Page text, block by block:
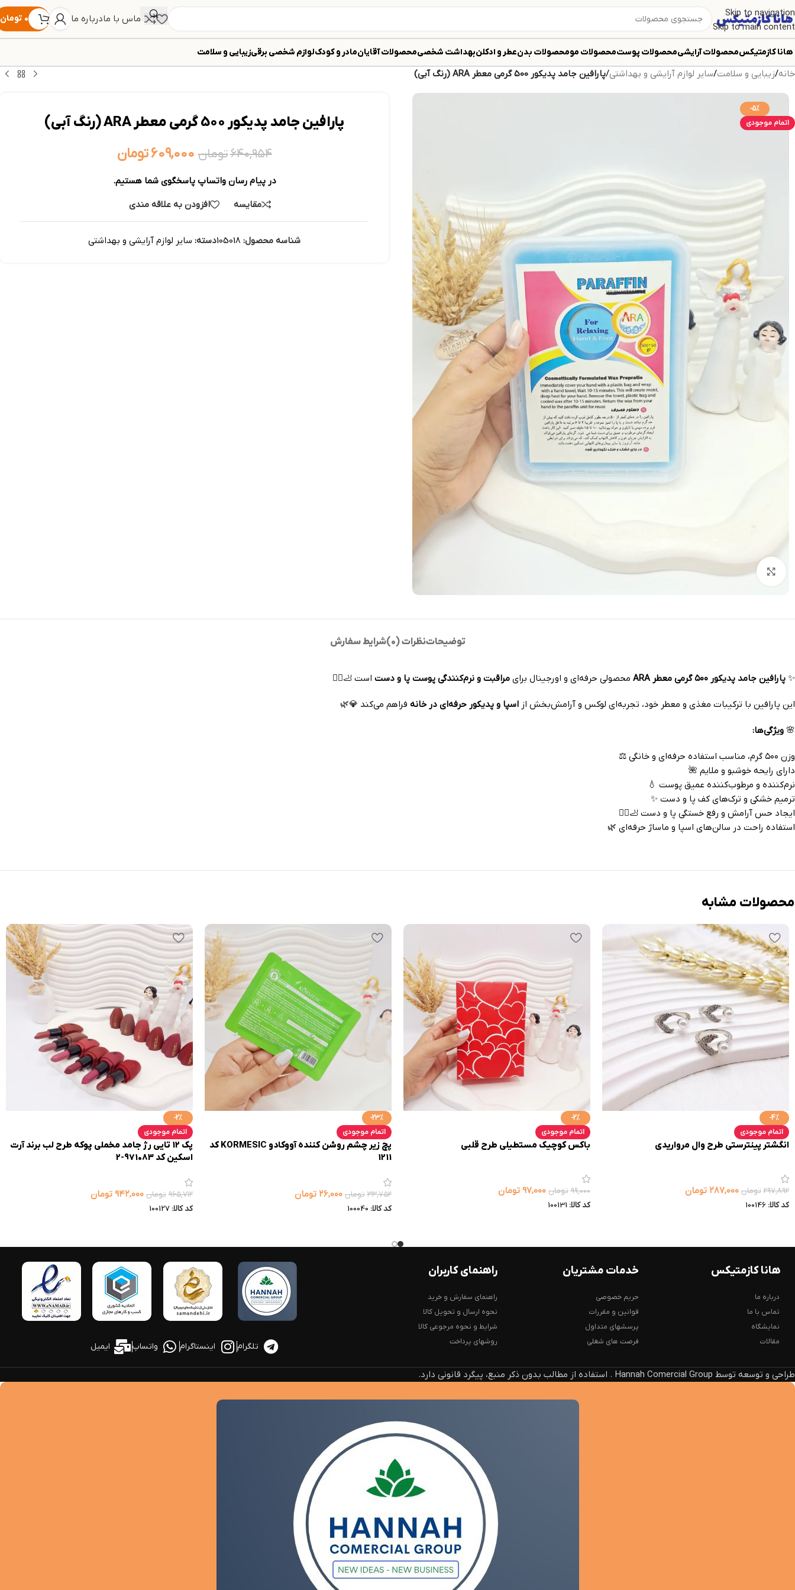
Skip to navigation
Skip to main content
تماس با مادرباره ما ۰ تومان
هانا کازمتیکسمحصولات آرایشیمحصولات پوستمحصولات مومحصولات بدنعطر و ادکلنبهداشت شخصیمحصولات آقایانمادر و کودکلوازم شخصی برقیزیبایی و سلامت
خانه/زیبایی و سلامت/سایر لوازم آرایشی و بهداشتی/پارافین جامد پدیکور 500 گرمی معطر ARA (رنگ آبی)
-5%
اتمام موجودی
بزرگنمایی تصویر
پارافین جامد پدیکور 500 گرمی معطر ARA (رنگ آبی)
۶۴۰,۹۵۴تومان ۶۰۹,۰۰۰تومان
در پیام رسان واتساپ پاسخگوی شما هستیم.
مقایسه
افزودن به علاقه مندی
شناسه محصول: 105018دسته: سایر لوازم آرایشی و بهداشتی
توضیحاتنظرات (0) شرایط سفارش
✨ پارافین جامد پدیکور ۵۰۰ گرمی معطر ARA محصولی حرفه‌ای و اورجینال برای مراقبت و نرم‌کنندگی پوست پا و دست است 🦶💆‍♀️
این پارافین با ترکیبات مغذی و معطر خود، تجربه‌ای لوکس و آرامش‌بخش از اسپا و پدیکور حرفه‌ای در خانه فراهم می‌کند 💎🌿
🌸 ویژگی‌ها:
وزن ۵۰۰ گرم، مناسب استفاده حرفه‌ای و خانگی ⚖️
دارای رایحه خوشبو و ملایم 🌺
نرم‌کننده و مرطوب‌کننده عمیق پوست 💧
ترمیم خشکی و ترک‌های کف پا و دست ✨
ایجاد حس آرامش و رفع خستگی پا و دست 🦶💆‍♀️
استفاده راحت در سالن‌های اسپا و ماساژ حرفه‌ای 🌿
محصولات مشابه
-4%
اتمام موجودی
انگشتر پینترستی طرح وال مرواریدی
۲۹۷,۸۹۲ تومان ۲۸۷,۰۰۰ تومان
کد کالا: 100146
-2%
اتمام موجودی
باکس کوچیک مستطیلی طرح قلبی
۹۹,۰۰۰ تومان ۹۷,۰۰۰ تومان
کد کالا: 100131
-23%
اتمام موجودی
پچ زیر چشم روشن کننده آووکادو KORMESIC کد
1211
۳۳,۷۵۲ تومان ۲۶,۰۰۰ تومان
کد کالا: 100040
-2%
اتمام موجودی
پک 12 تایی رژ جامد مخملی پوکه طرح لب برند آرت
اسکین کد 971083-2
۹۶۵,۷۱۲ تومان ۹۴۲,۰۰۰ تومان
کد کالا: 100127
هانا کازمتیکس
درباره ما
تماس با ما
نمایشگاه
مقالات
خدمات مشتریان
حریم خصوصی
قوانین و مقررات
پرسشهای متداول
فرصت های شغلی
راهنمای کاربران
راهنمای سفارش و خرید
نحوه ارسال و تحویل کالا
شرایط و نحوه مرجوعی کالا
روشهای پرداخت
تلگرام اینستاگرام واتساپ ایمیل
طراحی و توسعه توسط Hannah Comercial Group . استفاده از مطالب بدون ذکر منبع، پیگرد قانونی دارد.